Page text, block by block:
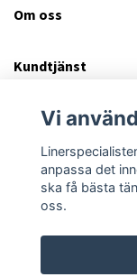
Om oss
Kundtjänst
Läs mer
Sociala medier
Vi
anpassa det
ska få bästa
oss.